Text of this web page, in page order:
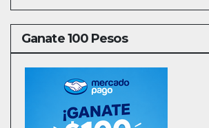
Ganate 100 Pesos